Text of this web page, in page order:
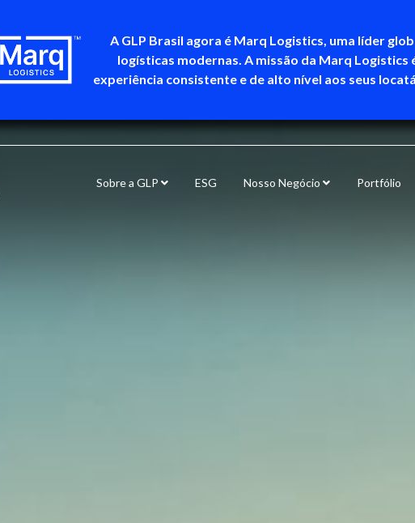
A GLP Brasil agora é Marq Logistics, uma líder
logísticas modernas. A missão da Marq
experiência consistente e de alto nível aos seus
Sobre a GLP ESG Nosso Negócio Portfólio